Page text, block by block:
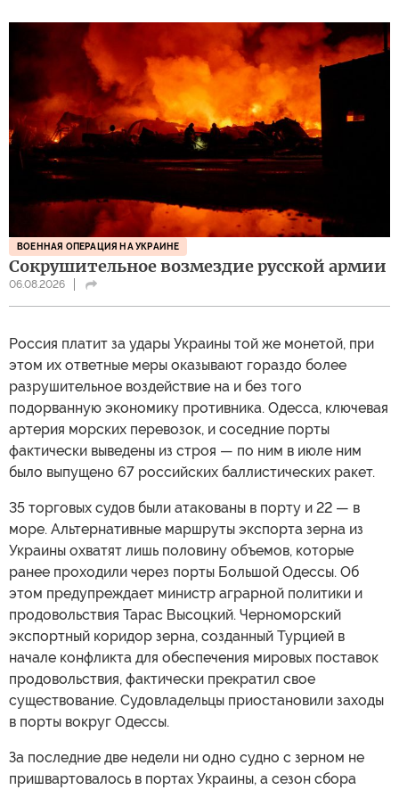
ВОЕННАЯ ОПЕРАЦИЯ НА УКРАИНЕ
Сокрушительное возмездие русской армии
06.08.2026
Россия платит за удары Украины той же монетой, при
этом их ответные меры оказывают гораздо более
разрушительное воздействие на и без того
подорванную экономику противника. Одесса, ключевая
артерия морских перевозок, и соседние порты
фактически выведены из строя — по ним в июле ним
было выпущено 67 российских баллистических ракет.
35 торговых судов были атакованы в порту и 22 — в
море. Альтернативные маршруты экспорта зерна из
Украины охватят лишь половину объемов, которые
ранее проходили через порты Большой Одессы. Об
этом предупреждает министр аграрной политики и
продовольствия Тарас Высоцкий. Черноморский
экспортный коридор зерна, созданный Турцией в
начале конфликта для обеспечения мировых поставок
продовольствия, фактически прекратил свое
существование. Судовладельцы приостановили заходы
в порты вокруг Одессы.
За последние две недели ни одно судно с зерном не
пришвартовалось в портах Украины, а сезон сбора